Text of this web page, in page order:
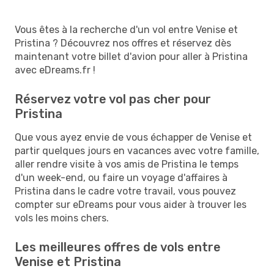
Vous êtes à la recherche d'un vol entre Venise et
Pristina ? Découvrez nos offres et réservez dès
maintenant votre billet d'avion pour aller à Pristina
avec eDreams.fr !
Réservez votre vol pas cher pour
Pristina
Que vous ayez envie de vous échapper de Venise et
partir quelques jours en vacances avec votre famille,
aller rendre visite à vos amis de Pristina le temps
d'un week-end, ou faire un voyage d'affaires à
Pristina dans le cadre votre travail, vous pouvez
compter sur eDreams pour vous aider à trouver les
vols les moins chers.
Les meilleures offres de vols entre
Venise et Pristina